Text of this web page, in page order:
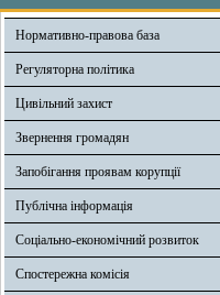
Нормативно-правова база
Регуляторна політика
Цивільний захист
Звернення громадян
Запобігання проявам корупції
Публічна інформація
Соціально-економічний розвиток
Спостережна комісія